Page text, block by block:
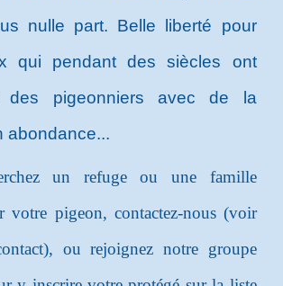
nulle part. Belle liberté pour
qui pendant des siècles ont
des pigeonniers avec de la
abondance...
un refuge ou une famille
votre pigeon, contactez-nous (voir
ou rejoignez notre groupe